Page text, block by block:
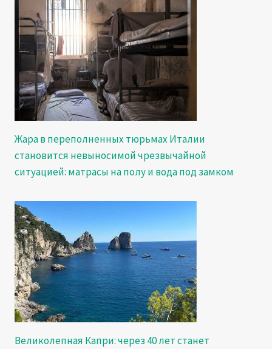
Жара в переполненных тюрьмах Италии
становится невыносимой чрезвычайной
ситуацией: матрасы на полу и вода под замком
Великолепная Капри: через 40 лет станет